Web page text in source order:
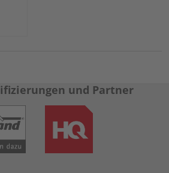
und Partner